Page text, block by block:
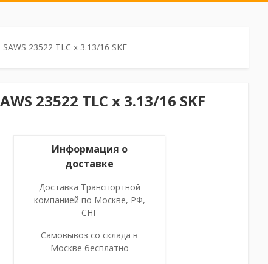
23522 TLC x 3.13/16 SKF
23522 TLC x 3.13/16 SKF
Информация о
доставке
Доставка Транспортной
компанией по Москве, РФ,
СНГ
Самовывоз со склада в
Москве бесплатно